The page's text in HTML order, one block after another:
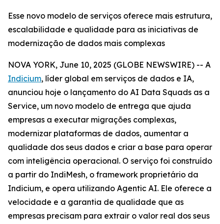
Esse novo modelo de serviços oferece mais estrutura,
escalabilidade e qualidade para as iniciativas de
modernização de dados mais complexas
NOVA YORK, June 10, 2025 (GLOBE NEWSWIRE) -- A
Indicium, líder global em serviços de dados e IA,
anunciou hoje o lançamento do AI Data Squads as a
Service, um novo modelo de entrega que ajuda
empresas a executar migrações complexas,
modernizar plataformas de dados, aumentar a
qualidade dos seus dados e criar a base para operar
com inteligência operacional. O serviço foi construído
a partir do IndiMesh, o framework proprietário da
Indicium, e opera utilizando Agentic AI. Ele oferece a
velocidade e a garantia de qualidade que as
empresas precisam para extrair o valor real dos seus